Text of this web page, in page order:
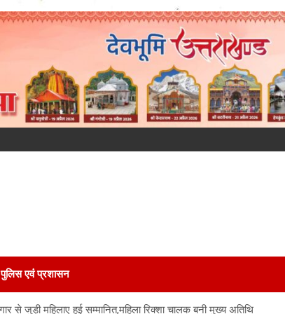
पुलिस एवं प्रशासन
से जुड़ी महिलाए हुई सम्मानित,महिला रिक्शा चालक बनी मुख्य अतिथि